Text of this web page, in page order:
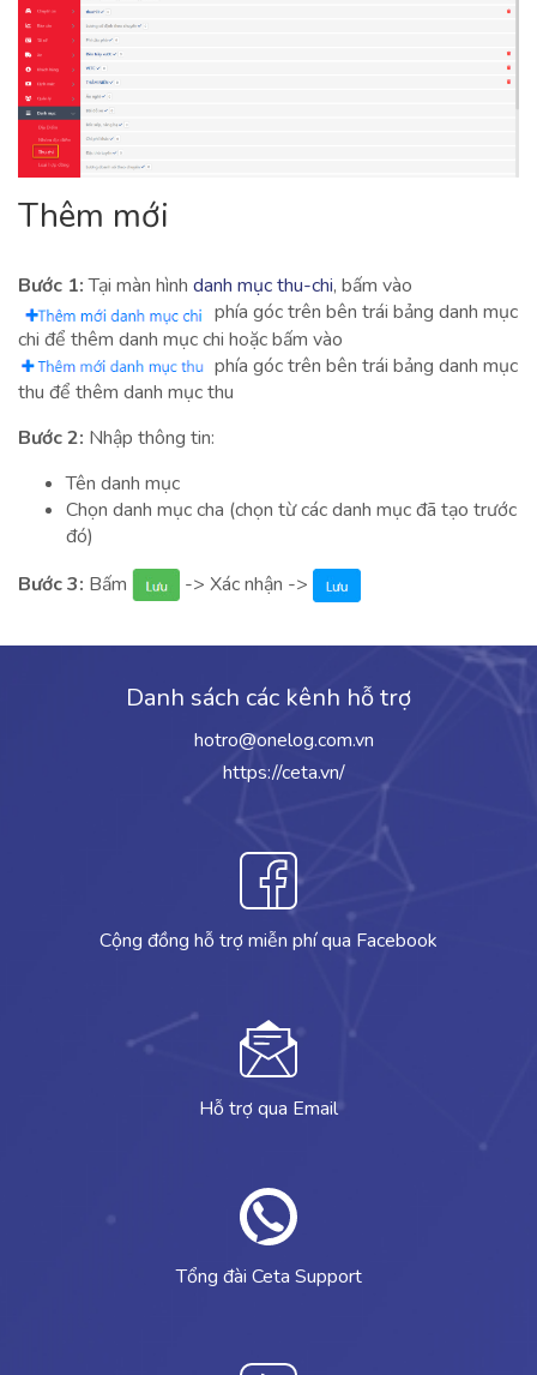
Thêm mới
Bước 1:Tại màn hình danh mục thu-chi, bấm vào
phía góc trên bên trái bảng danh mục
chi để thêm danh mục chi hoặc bấm vào
phía góc trên bên trái bảng danh mục
thu để thêm danh mục thu
Bước 2: Nhập thông tin:
Tên danh mục
Chọn danh mục cha (chọn từ các danh mục đã tạo trước
đó)
Bước 3: Bấm -> Xác nhận ->
Danh sách các kênh hỗ trợ
hotro@onelog.com.vn
https://ceta.vn/
Cộng đồng hỗ trợ miễn phí qua Facebook
Hỗ trợ qua Email
Tổng đài Ceta Support